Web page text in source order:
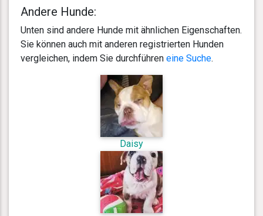
Andere Hunde:
Unten sind andere Hunde mit ähnlichen Eigenschaften.
Sie können auch mit anderen registrierten Hunden
vergleichen, indem Sie durchführen eine Suche.
Daisy